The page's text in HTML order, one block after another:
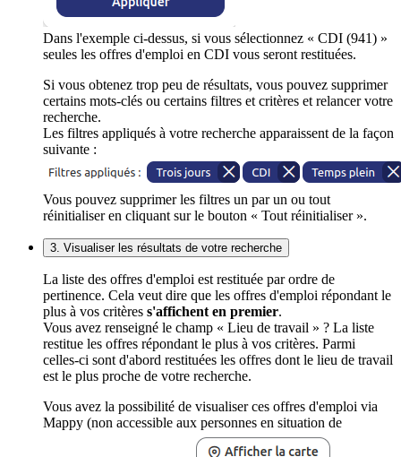
Dans l'exemple ci-dessus, si vous sélectionnez « CDI (941) »
seules les offres d'emploi en CDI vous seront restituées.
Si vous obtenez trop peu de résultats, vous pouvez supprimer
certains mots-clés ou certains filtres et critères et relancer votre
recherche.
Les filtres appliqués à votre recherche apparaissent de la façon
suivante :
Vous pouvez supprimer les filtres un par un ou tout
réinitialiser en cliquant sur le bouton « Tout réinitialiser ».
3. Visualiser les résultats de votre recherche
La liste des offres d'emploi est restituée par ordre de
pertinence. Cela veut dire que les offres d'emploi répondant le
plus à vos critères s'affichent en premier.
Vous avez renseigné le champ « Lieu de travail » ? La liste
restitue les offres répondant le plus à vos critères. Parmi
celles-ci sont d'abord restituées les offres dont le lieu de travail
est le plus proche de votre recherche.
Vous avez la possibilité de visualiser ces offres d'emploi via
Mappy (non accessible aux personnes en situation de